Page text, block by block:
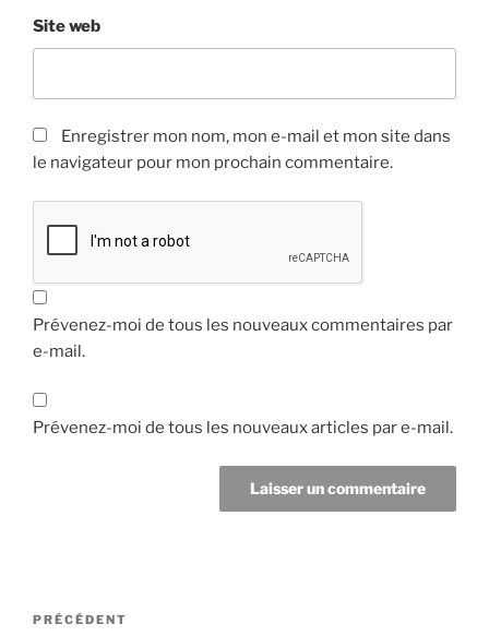
Site web
Enregistrer mon nom, mon e-mail et mon site dans
le navigateur pour mon prochain commentaire.
Prévenez-moi de tous les nouveaux commentaires par
e-mail.
Prévenez-moi de tous les nouveaux articles par e-mail.
Navigation
Article
PRÉCÉDENT